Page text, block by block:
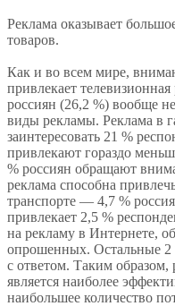
Реклама оказывает
товаров.
Как и во всем мире,
привлекает
россиян (26,2 %) вообще
виды рекламы. Реклама в
заинтересовать 21 %
привлекают гораздо
% россиян обращают
реклама способна
транспорте — 4,7 %
привлекает 2,5 %
на рекламу в Интернете,
опрошенных. Остальные 2
с ответом. Таким
является наиболее
наибольшее количество